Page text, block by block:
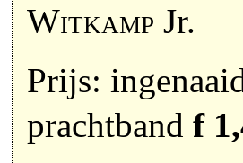
Witkamp Jr.
Prijs:
prachtbandf